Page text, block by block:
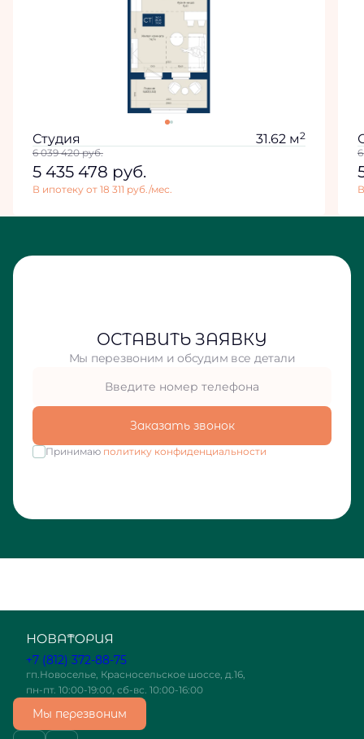
Студия 31.62 м2
6 039 420руб.
5 435 478 руб.
В ипотеку от 18 311 руб./мес.
ОСТАВИТЬ ЗАЯВКУ
Мы перезвоним и обсудим все детали
Заказать звонок
Принимаю политику конфиденциальности
+7 (812) 372-88-75
гп.Новоселье, Красносельское шоссе, д.16,
пн-пт. 10:00-19:00, сб-вс. 10:00-16:00
Мы перезвоним